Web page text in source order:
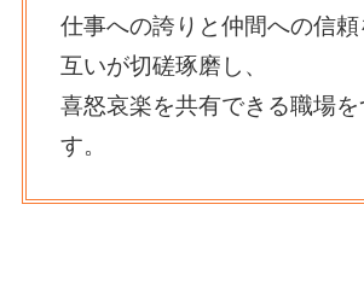
仕事への誇りと仲間への信
互いが切磋琢磨し、
喜怒哀楽を共有できる職場を
す。